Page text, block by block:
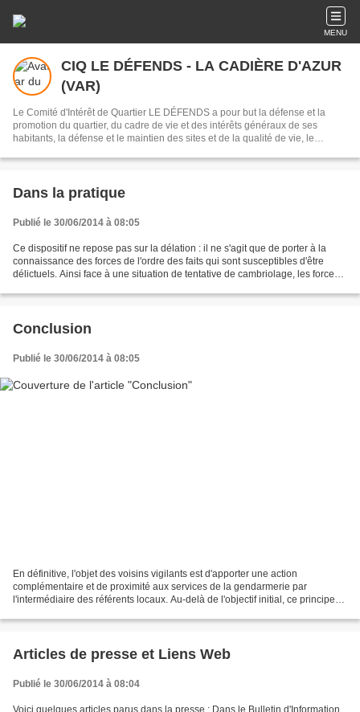
MENU
CIQ LE DÉFENDS - LA CADIÈRE D'AZUR
(VAR)
Le Comité d'Intérêt de Quartier LE DÉFENDS a pour but la défense et la
promotion du quartier, du cadre de vie et des intérêts généraux de ses
habitants, la défense et le maintien des sites et de la qualité de vie, le
compris judiciaires.
Dans la pratique
Publié le 30/06/2014 à 08:05
Ce dispositif ne repose pas sur la délation : il ne s'agit que de porter à la
connaissance des forces de l'ordre des faits qui sont susceptibles d'être
délictuels. Ainsi face à une situation de tentative de cambriolage, les forces
Conclusion
Publié le 30/06/2014 à 08:05
En définitive, l'objet des voisins vigilants est d'apporter une action
complémentaire et de proximité aux services de la gendarmerie par
l'intermédiaire des référents locaux. Au-delà de l'objectif initial, ce principe
Articles de presse et Liens Web
Publié le 30/06/2014 à 08:04
Voici quelques articles parus dans la presse : Dans le Bulletin d'Information